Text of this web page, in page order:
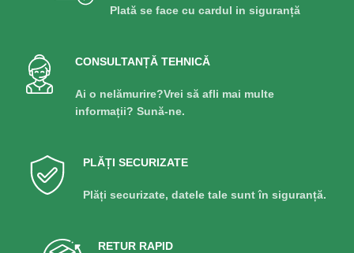
Plată se face cu cardul in siguranță
CONSULTANȚĂ TEHNICĂ
Ai o nelămurire?Vrei să afli mai multe
informații? Sună-ne.
PLĂȚI SECURIZATE
Plăți securizate, datele tale sunt în siguranță.
RETUR RAPID